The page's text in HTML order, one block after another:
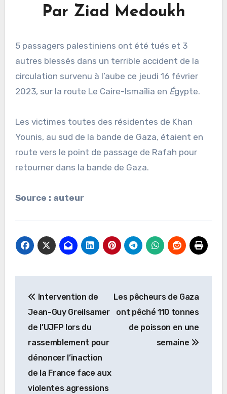
Par Ziad Medoukh
5 passagers palestiniens ont été tués et 3
autres blessés dans un terrible accident de la
circulation survenu à l’aube ce jeudi 16 février
2023, sur la route Le Caire-Ismaïlia en Égypte.
Les victimes toutes des résidentes de Khan
Younis, au sud de la bande de Gaza, étaient en
route vers le point de passage de Rafah pour
retourner dans la bande de Gaza.
Source : auteur
de
l’article
Intervention de
Jean-Guy Greilsamer
de l’UJFP lors du
rassemblement pour
dénoncer l’inaction
de la France face aux
violentes agressions
Les pêcheurs de Gaza
ont pêché 110 tonnes
de poisson en une
semaine